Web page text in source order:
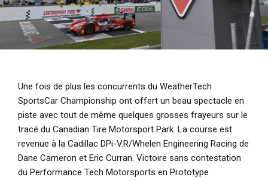
Une fois de plus les concurrents du WeatherTech
SportsCar Championship ont offert un beau spectacle en
piste avec tout de même quelques grosses frayeurs sur le
tracé du Canadian Tire Motorsport Park. La course est
revenue à la Cadillac DPi-V.R/Whelen Engineering Racing de
Dane Cameron et Eric Curran. Victoire sans contestation
du Performance Tech Motorsports en Prototype